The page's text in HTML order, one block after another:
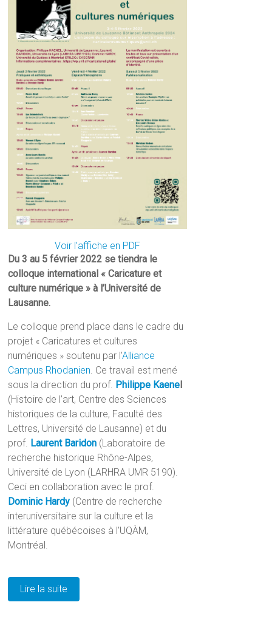
Voir l’affiche en PDF
Du 3 au 5 février 2022 se tiendra le
colloque international « Caricature et
culture numérique » à l’Université de
Lausanne.
Le colloque prend place dans le cadre du
projet « Caricatures et cultures
numériques » soutenu par l’Alliance
Campus Rhodanien . Ce travail est mené
sous la direction du prof. Philippe Kaenel
(Histoire de l’art, Centre des Sciences
historiques de la culture, Faculté des
Lettres, Université de Lausanne) et du
prof. Laurent Baridon (Laboratoire de
recherche historique Rhône-Alpes,
Université de Lyon (LARHRA UMR 5190).
Ceci en collaboration avec le prof.
Dominic Hardy (Centre de recherche
interuniversitaire sur la culture et la
littérature québécoises à l’UQÀM,
Montréal.
Lire la suite